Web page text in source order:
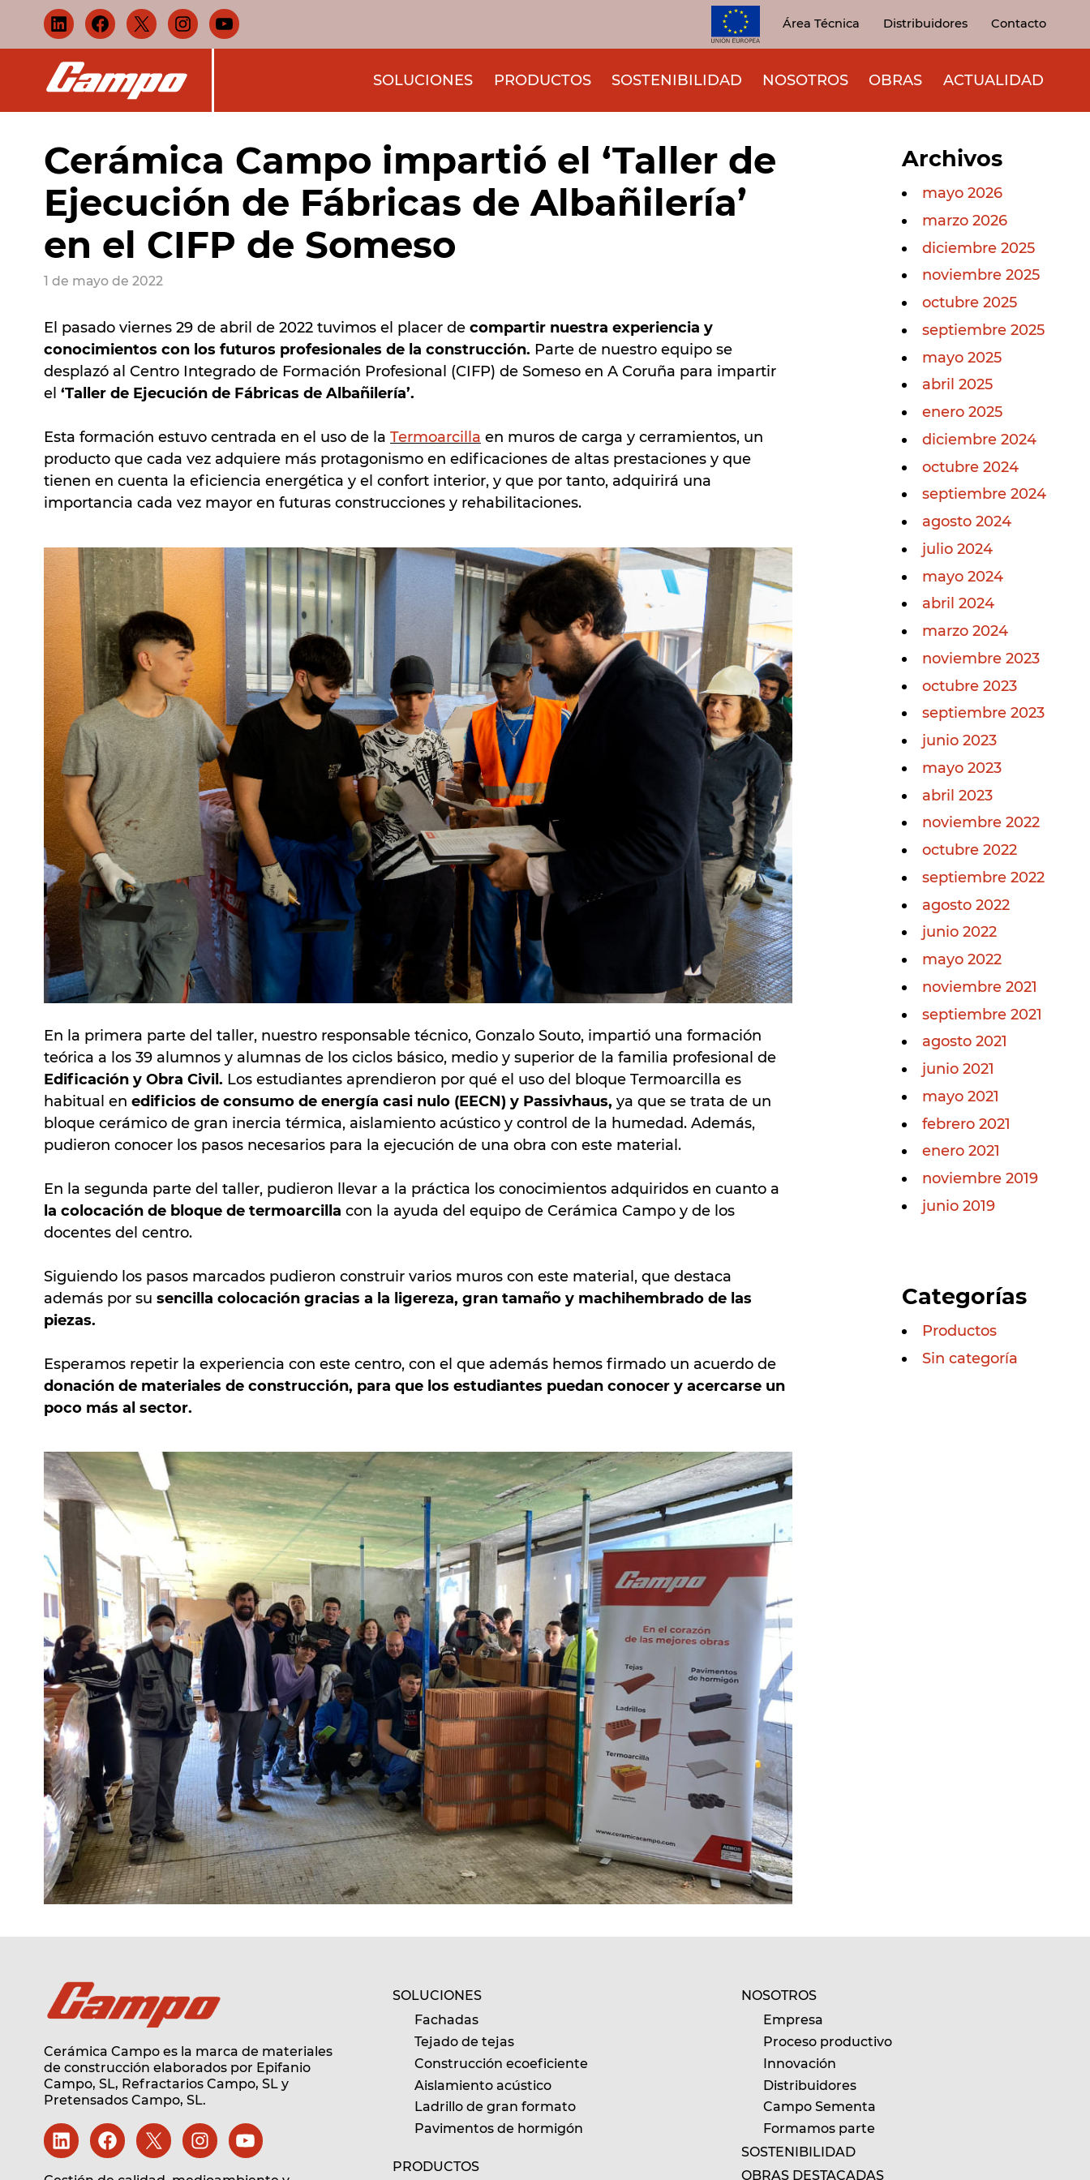
Área Técnica Distribuidores Contacto
SOLUCIONES PRODUCTOS SOSTENIBILIDAD NOSOTROS OBRAS ACTUALIDAD
Cerámica Campo impartió el ‘Taller de
Ejecución de Fábricas de Albañilería’
en el CIFP de Someso
1 de mayo de 2022
El pasado viernes 29 de abril de 2022 tuvimos el placer de compartir nuestra experiencia y
conocimientos con los futuros profesionales de la construcción. Parte de nuestro equipo se
desplazó al Centro Integrado de Formación Profesional (CIFP) de Someso en A Coruña para impartir
el ‘Taller de Ejecución de Fábricas de Albañilería’.
Esta formación estuvo centrada en el uso de la Termoarcilla en muros de carga y cerramientos, un
producto que cada vez adquiere más protagonismo en edificaciones de altas prestaciones y que
tienen en cuenta la eficiencia energética y el confort interior, y que por tanto, adquirirá una
importancia cada vez mayor en futuras construcciones y rehabilitaciones.
En la primera parte del taller, nuestro responsable técnico, Gonzalo Souto, impartió una formación
teórica a los 39 alumnos y alumnas de los ciclos básico, medio y superior de la familia profesional de
Edificación y Obra Civil. Los estudiantes aprendieron por qué el uso del bloque Termoarcilla es
habitual en edificios de consumo de energía casi nulo (EECN) y Passivhaus, ya que se trata de un
bloque cerámico de gran inercia térmica, aislamiento acústico y control de la humedad. Además,
pudieron conocer los pasos necesarios para la ejecución de una obra con este material.
En la segunda parte del taller, pudieron llevar a la práctica los conocimientos adquiridos en cuanto a
la colocación de bloque de termoarcilla con la ayuda del equipo de Cerámica Campo y de los
docentes del centro.
Siguiendo los pasos marcados pudieron construir varios muros con este material, que destaca
además por su sencilla colocación gracias a la ligereza, gran tamaño y machihembrado de las
piezas.
Esperamos repetir la experiencia con este centro, con el que además hemos firmado un acuerdo de
donación de materiales de construcción, para que los estudiantes puedan conocer y acercarse un
poco más al sector.
Archivos
mayo 2026
marzo 2026
diciembre 2025
noviembre 2025
octubre 2025
septiembre 2025
mayo 2025
abril 2025
enero 2025
diciembre 2024
octubre 2024
septiembre 2024
agosto 2024
julio 2024
mayo 2024
abril 2024
marzo 2024
noviembre 2023
octubre 2023
septiembre 2023
junio 2023
mayo 2023
abril 2023
noviembre 2022
octubre 2022
septiembre 2022
agosto 2022
junio 2022
mayo 2022
noviembre 2021
septiembre 2021
agosto 2021
junio 2021
mayo 2021
febrero 2021
enero 2021
noviembre 2019
junio 2019
Categorías
Productos
Sin categoría
Cerámica Campo es la marca de materiales
de construcción elaborados por Epifanio
Campo, SL, Refractarios Campo, SL y
Pretensados Campo, SL.
SOLUCIONES
Fachadas
Tejado de tejas
Construcción ecoeficiente
Aislamiento acústico
Ladrillo de gran formato
Pavimentos de hormigón
PRODUCTOS
NOSOTROS
Empresa
Proceso productivo
Innovación
Distribuidores
Campo Sementa
Formamos parte
SOSTENIBILIDAD
OBRAS DESTACADAS